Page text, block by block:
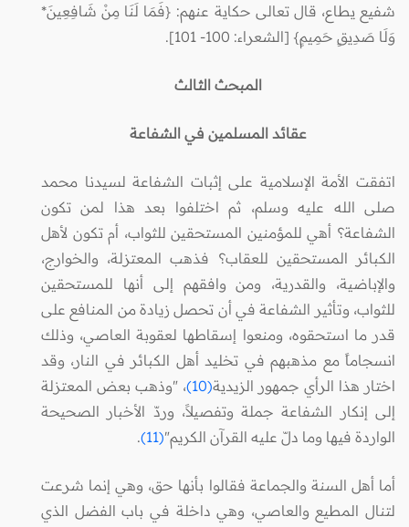
شفيع يطاع، قال تعالى حكاية عنهم: {فَمَا لَنَا مِنْ شَافِعِينَ*
وَلَا صَدِيقٍ حَمِيمٍ} [الشعراء: 100- 101].
المبحث الثالث
عقائد المسلمين في الشفاعة
اتفقت الأمة الإسلامية على إثبات الشفاعة لسيدنا محمد
صلى الله عليه وسلم، ثم اختلفوا بعد هذا لمن تكون
الشفاعة؟ أهي للمؤمنين المستحقين للثواب، أم تكون لأهل
الكبائر المستحقين للعقاب؟ فذهب المعتزلة، والخوارج،
والإباضية، والقدرية، ومن وافقهم إلى أنها للمستحقين
للثواب، وتأثير الشفاعة في أن تحصل زيادة من المنافع على
قدر ما استحقوه، ومنعوا إسقاطها لعقوبة العاصي، وذلك
انسجاماً مع مذهبهم في تخليد أهل الكبائر في النار، وقد
اختار هذا الرأي جمهور الزيدية(10)
، "وذهب بعض المعتزلة
إلى إنكار الشفاعة جملة وتفصيلاً، وردّ الأخبار الصحيحة
الواردة فيها وما دلّ عليه القرآن الكريم"(11)
.
أما أهل السنة والجماعة فقالوا بأنها حق، وهي إنما شرعت
لتنال المطيع والعاصي، وهي داخلة في باب الفضل الذي